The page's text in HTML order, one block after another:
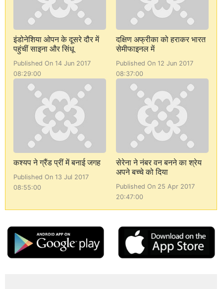
इंडोनेशिया ओपन के दूसरे दौर में
पहुंचीं साइना और सिंधू
Published On 14 Jun 2017
08:29:00
दक्षिण अफ्रीका को हराकर भारत
सेमीफाइनल में
Published On 12 Jun 2017
08:37:00
कश्यप ने ग्रैंड प्रीं में बनाई जगह
Published On 13 Jul 2017
08:55:00
सेरेना ने नंबर वन बनने का श्रेय
अपने बच्चे को दिया
Published On 25 Apr 2017
20:47:00